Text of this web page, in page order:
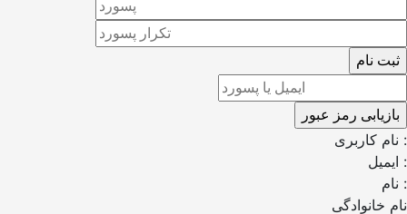
نام کاربری :
ایمیل :
نام :
نام خانوادگی